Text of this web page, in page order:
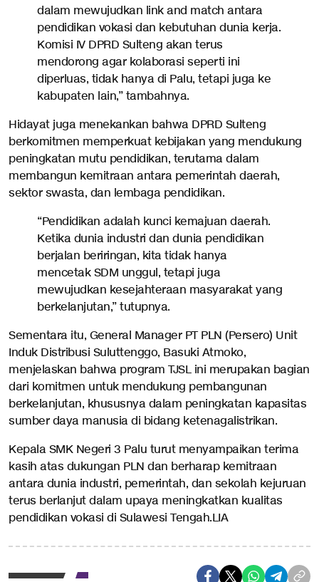
dalam mewujudkan link and match antara
pendidikan vokasi dan kebutuhan dunia kerja.
Komisi IV DPRD Sulteng akan terus
mendorong agar kolaborasi seperti ini
diperluas, tidak hanya di Palu, tetapi juga ke
kabupaten lain,” tambahnya.
Hidayat juga menekankan bahwa DPRD Sulteng
berkomitmen memperkuat kebijakan yang mendukung
peningkatan mutu pendidikan, terutama dalam
membangun kemitraan antara pemerintah daerah,
sektor swasta, dan lembaga pendidikan.
“Pendidikan adalah kunci kemajuan daerah.
Ketika dunia industri dan dunia pendidikan
berjalan beriringan, kita tidak hanya
mencetak SDM unggul, tetapi juga
mewujudkan kesejahteraan masyarakat yang
berkelanjutan,” tutupnya.
Sementara itu, General Manager PT PLN (Persero) Unit
Induk Distribusi Suluttenggo, Basuki Atmoko,
menjelaskan bahwa program TJSL ini merupakan bagian
dari komitmen untuk mendukung pembangunan
berkelanjutan, khususnya dalam peningkatan kapasitas
sumber daya manusia di bidang ketenagalistrikan.
Kepala SMK Negeri 3 Palu turut menyampaikan terima
kasih atas dukungan PLN dan berharap kemitraan
antara dunia industri, pemerintah, dan sekolah kejuruan
terus berlanjut dalam upaya meningkatkan kualitas
pendidikan vokasi di Sulawesi Tengah.LIA